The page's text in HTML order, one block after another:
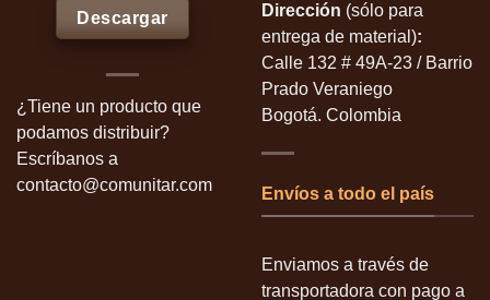
Descargar
¿Tiene un producto que
podamos distribuir?
Escríbanos a
contacto@comunitar.com
Dirección (sólo para
entrega de material):
Calle 132 # 49A-23 / Barrio
Prado Veraniego
Bogotá. Colombia
Envíos a todo el país
Enviamos a través de
transportadora con pago a